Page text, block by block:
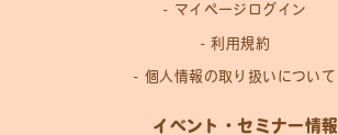
マイページログイン
利用規約
個人情報の取り扱いについて
イベント・セミナー情報